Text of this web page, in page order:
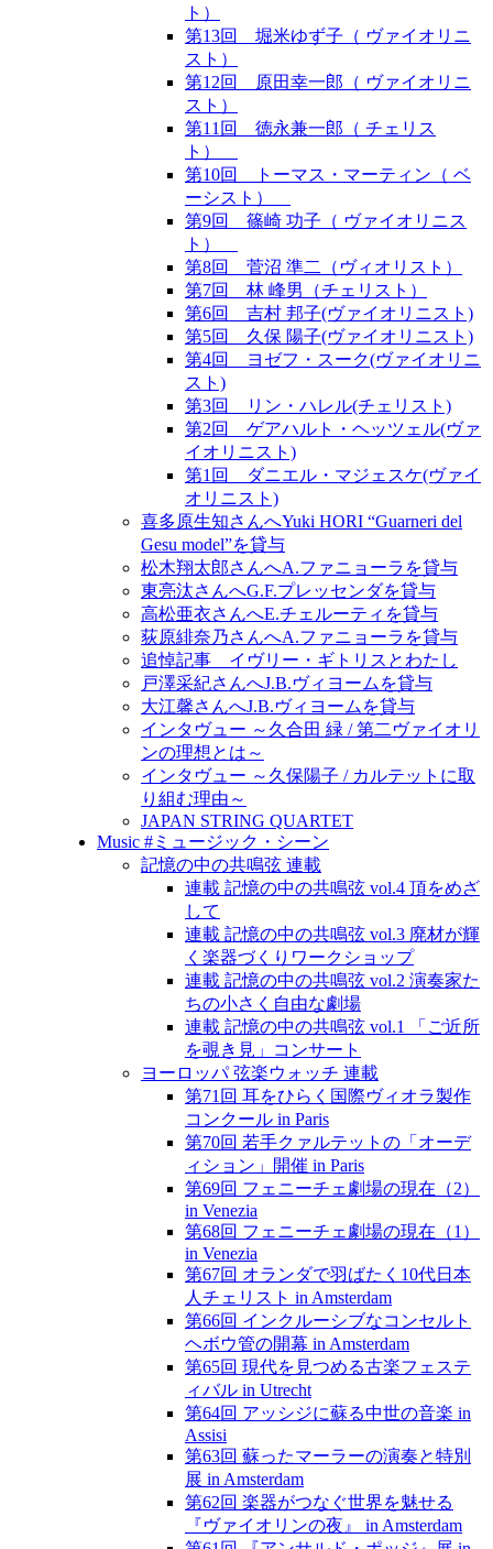
ト）
第13回 堀米ゆず子（ ヴァイオリニ
スト）
第12回 原田幸一郎（ ヴァイオリニ
スト）
第11回 徳永兼一郎（ チェリス
ト）
第10回 トーマス・マーティン（ ベ
ーシスト）
第9回 篠崎 功子（ ヴァイオリニス
ト）
第8回 菅沼 準二（ヴィオリスト）
第7回 林 峰男（チェリスト）
第6回 吉村 邦子(ヴァイオリニスト)
第5回 久保 陽子(ヴァイオリニスト)
第4回 ヨゼフ・スーク(ヴァイオリニ
スト)
第3回 リン・ハレル(チェリスト)
第2回 ゲアハルト・ヘッツェル(ヴァ
イオリニスト)
第1回 ダニエル・マジェスケ(ヴァイ
オリニスト)
喜多原生知さんへYuki HORI “Guarneri del
Gesu model”を貸与
松木翔太郎さんへA.ファニョーラを貸与
東亮汰さんへG.F.プレッセンダを貸与
高松亜衣さんへE.チェルーティを貸与
荻原緋奈乃さんへA.ファニョーラを貸与
追悼記事 イヴリー・ギトリスとわたし
戸澤采紀さんへJ.B.ヴィヨームを貸与
大江馨さんへJ.B.ヴィヨームを貸与
インタヴュー ～久合田 緑 / 第二ヴァイオリ
ンの理想とは～
インタヴュー ～久保陽子 / カルテットに取
り組む理由～
JAPAN STRING QUARTET
Music #ミュージック・シーン
記憶の中の共鳴弦 連載
連載 記憶の中の共鳴弦 vol.4 頂をめざ
して
連載 記憶の中の共鳴弦 vol.3 廃材が輝
く楽器づくりワークショップ
連載 記憶の中の共鳴弦 vol.2 演奏家た
ちの小さく自由な劇場
連載 記憶の中の共鳴弦 vol.1 「ご近所
を覗き見」コンサート
ヨーロッパ 弦楽ウォッチ 連載
第71回 耳をひらく国際ヴィオラ製作
コンクール in Paris
第70回 若手クァルテットの「オーデ
ィション」開催 in Paris
第69回 フェニーチェ劇場の現在（2）
in Venezia
第68回 フェニーチェ劇場の現在（1）
in Venezia
第67回 オランダで羽ばたく10代日本
人チェリスト in Amsterdam
第66回 インクルーシブなコンセルト
ヘボウ管の開幕 in Amsterdam
第65回 現代を見つめる古楽フェステ
ィバル in Utrecht
第64回 アッシジに蘇る中世の音楽 in
Assisi
第63回 蘇ったマーラーの演奏と特別
展 in Amsterdam
第62回 楽器がつなぐ世界を魅せる
『ヴァイオリンの夜』 in Amsterdam